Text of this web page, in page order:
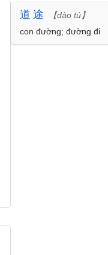
道 途
【dào tú】
con đường; đường đi